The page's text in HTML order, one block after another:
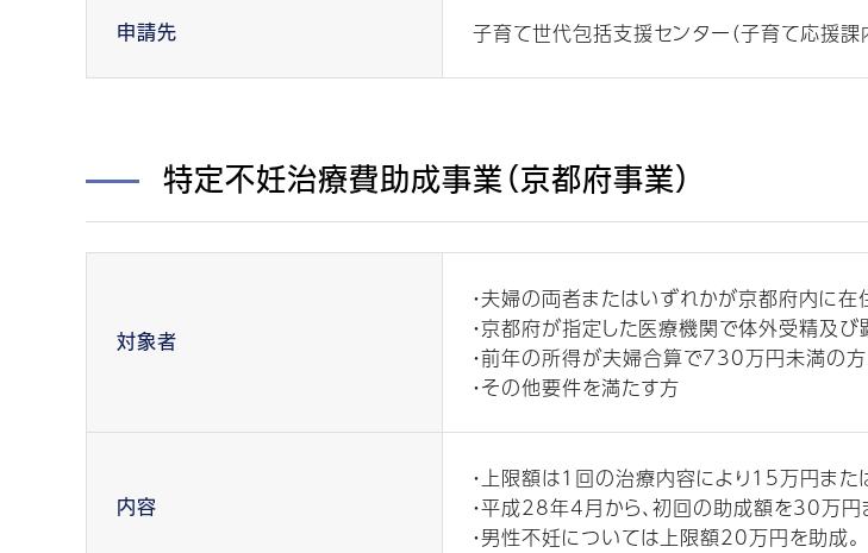
申請先 子育て世代包括支援センター（子育て応援課
特定不妊治療費助成事業（京都府事業）
対象者
・夫婦の両者またはいずれかが京都府内に在
・京都府が指定した医療機関で体外受精及
・前年の所得が夫婦合算で730万円未満の方
・その他要件を満たす方
内容
・上限額は1回の治療内容により15万円ま
・平成28年4月から、初回の助成額を30万
・男性不妊については上限額20万円を助成。